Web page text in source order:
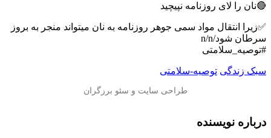
🔴نان را لای روزنامه نپیچید
✅زیرا انتقال مواد سمی جوهر روزنامه به نان میتواند منجر به بروز
سرطان شود/n/n
#توصیه_سلامتی
سبک زندگی توصیه-سلامتی
درباره نویسنده